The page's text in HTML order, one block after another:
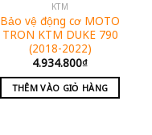
KTM
Bảo vệ động cơ MOTO
TRON KTM DUKE 790
(2018-2022)
4.934.800₫
THÊM VÀO GIỎ HÀNG